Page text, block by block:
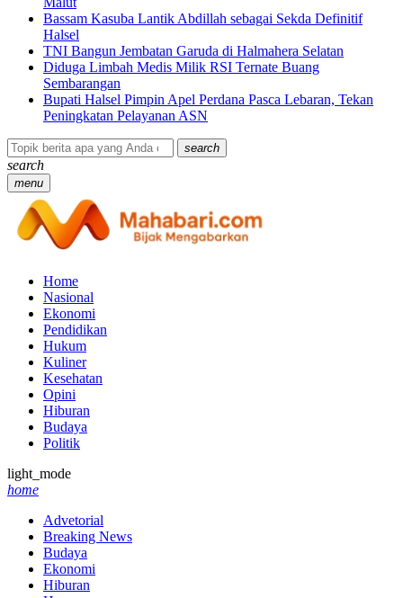
Bassam Kasuba Lantik Abdillah sebagai Sekda Definitif
Halsel
TNI Bangun Jembatan Garuda di Halmahera Selatan
Diduga Limbah Medis Milik RSI Ternate Buang
Sembarangan
Bupati Halsel Pimpin Apel Perdana Pasca Lebaran, Tekan
Peningkatan Pelayanan ASN
search
search
menu
Home
Nasional
Ekonomi
Pendidikan
Hukum
Kuliner
Kesehatan
Opini
Hiburan
Budaya
Politik
light_mode
home
Advetorial
Breaking News
Budaya
Ekonomi
Hiburan